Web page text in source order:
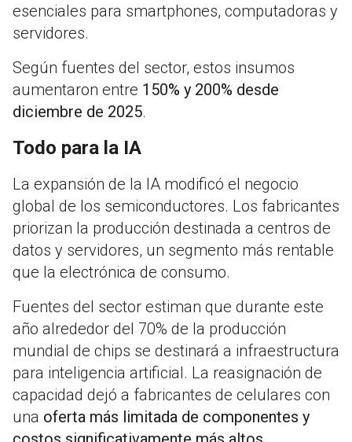
esenciales para smartphones, computadoras y
servidores.
Según fuentes del sector, estos insumos
aumentaron entre 150% y 200% desde
diciembre de 2025.
Todo para la IA
La expansión de la IA modificó el negocio
global de los semiconductores. Los fabricantes
priorizan la producción destinada a centros de
datos y servidores, un segmento más rentable
que la electrónica de consumo.
Fuentes del sector estiman que durante este
año alrededor del 70% de la producción
mundial de chips se destinará a infraestructura
para inteligencia artificial. La reasignación de
capacidad dejó a fabricantes de celulares con
una oferta más limitada de componentes y